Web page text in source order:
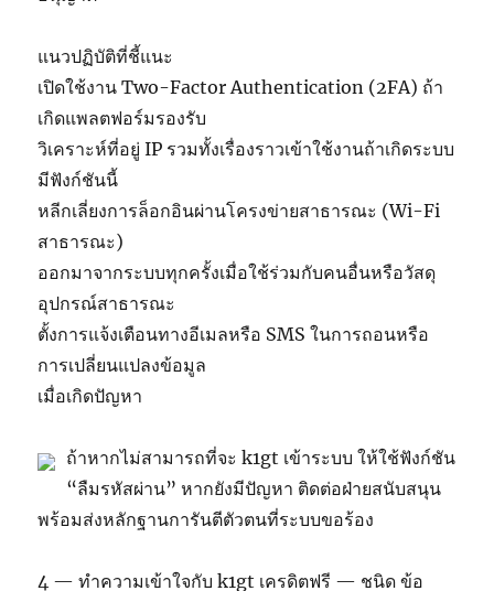
แนวปฏิบัติที่ชี้แนะ
เปิดใช้งาน Two-Factor Authentication (2FA) ถ้า
เกิดแพลตฟอร์มรองรับ
วิเคราะห์ที่อยู่ IP รวมทั้งเรื่องราวเข้าใช้งานถ้าเกิดระบบ
มีฟังก์ชันนี้
หลีกเลี่ยงการล็อกอินผ่านโครงข่ายสาธารณะ (Wi-Fi
สาธารณะ)
ออกมาจากระบบทุกครั้งเมื่อใช้ร่วมกับคนอื่นหรือวัสดุ
อุปกรณ์สาธารณะ
ตั้งการแจ้งเตือนทางอีเมลหรือ SMS ในการถอนหรือ
การเปลี่ยนแปลงข้อมูล
เมื่อเกิดปัญหา
ถ้าหากไม่สามารถที่จะ k1gt เข้าระบบ ให้ใช้ฟังก์ชัน
“ลืมรหัสผ่าน” หากยังมีปัญหา ติดต่อฝ่ายสนับสนุน
พร้อมส่งหลักฐานการันตีตัวตนที่ระบบขอร้อง
4 — ทำความเข้าใจกับ k1gt เครดิตฟรี — ชนิด ข้อ